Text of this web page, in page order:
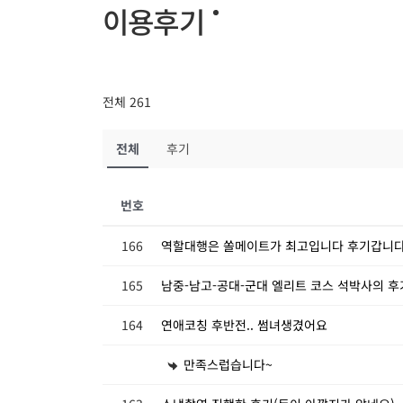
이용후기
전체 261
전체 후기
번호
166 역할대행은 쏠메이트가 최고입니다 후기갑니
165 남중-남고-공대-군대 엘리트 코스 석박사의 후
164 연애코칭 후반전.. 썸녀생겼어요
만족스럽습니다~